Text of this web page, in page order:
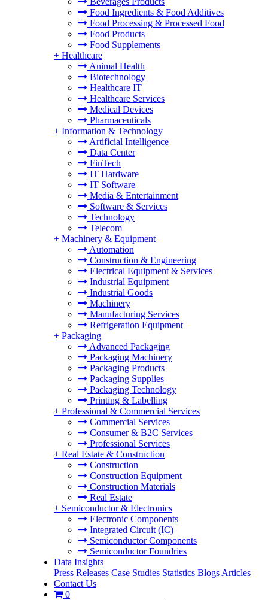
Food Ingredients & Food Additives
Food Processing & Processed Food
Food Products
Food Supplements
+ Healthcare
Animal Health
Biotechnology
Healthcare IT
Healthcare Services
Medical Devices
Pharmaceuticals
+ Information & Technology
Artificial Intelligence
Data Center
FinTech
IT Hardware
IT Software
Media & Entertainment
Software & Services
Technology
Telecom
+ Machinery & Equipment
Automation
Construction & Engineering
Electrical Equipment & Services
Industrial Equipment
Industrial Goods
Machinery
Manufacturing Services
Refrigeration Equipment
+ Packaging
Advanced Packaging
Packaging Machinery
Packaging Products
Packaging Supplies
Packaging Technology
Printing & Labelling
+ Professional & Commercial Services
Commercial Services
Consumer & B2C Services
Professional Services
+ Real Estate & Construction
Construction
Construction Equipment
Construction Materials
Real Estate
+ Semiconductor & Electronics
Electronic Components
Integrated Circuit (IC)
Semiconductor Components
Semiconductor Foundries
Data Insights
Press Releases Case Studies Statistics Blogs Articles
Contact Us
0